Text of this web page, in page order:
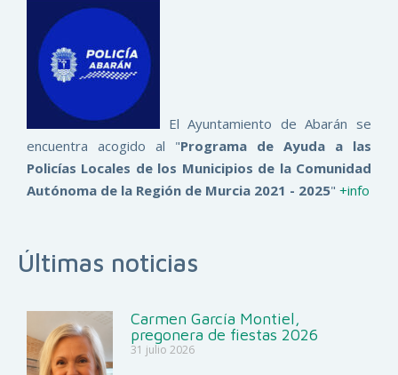
El Ayuntamiento de Abarán se
encuentra acogido al "Programa de Ayuda a las
Policías Locales de los Municipios de la Comunidad
Autónoma de la Región de Murcia 2021 - 2025" +info
Últimas noticias
Carmen García Montiel,
pregonera de fiestas 2026
31 julio 2026